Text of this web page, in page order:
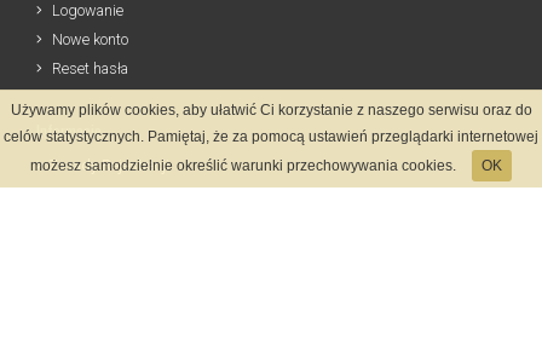
Logowanie
Nowe konto
Reset hasła
Informacje
Zasady Rejestracji
Używamy plików cookies, aby ułatwić Ci korzystanie z naszego serwisu oraz do
celów statystycznych. Pamiętaj, że za pomocą ustawień przeglądarki internetowej
możesz samodzielnie określić warunki przechowywania cookies.
OK